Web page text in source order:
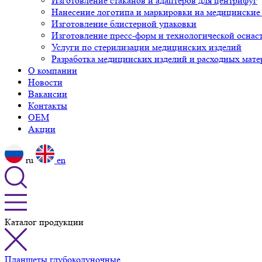
Нанесение логотипа и маркировки на медицинские
Изготовление блистерной упаковки
Изготовление пресс-форм и технологической
Услуги по стерилизации медицинских изделий
Разработка медицинских изделий и расходных
О компании
Новости
Вакансии
Контакты
OEM
Акции
ru en
Каталог продукции
Планшеты глубоколуночные